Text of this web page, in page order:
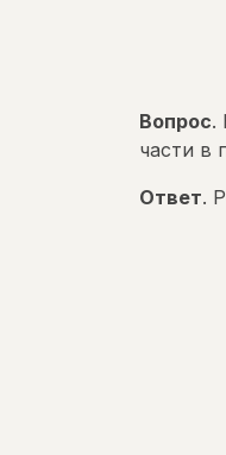
Вопрос.
части в
Ответ.